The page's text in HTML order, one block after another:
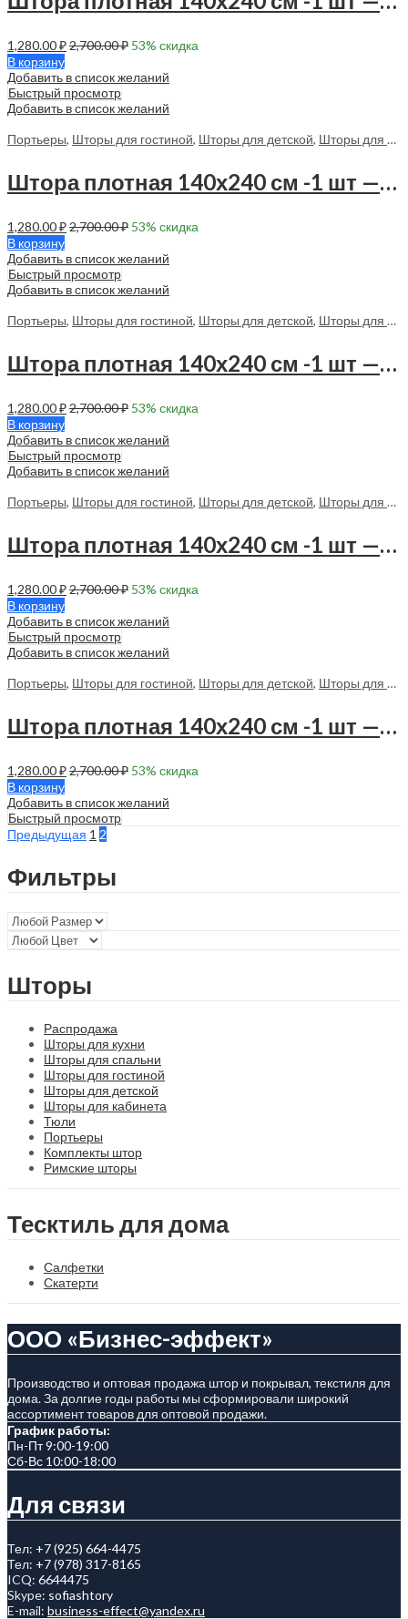
1,280.00₽2,700.00₽ 53% скидка
В корзину
Добавить в список желаний
Быстрый просмотр
Добавить в список желаний
Портьеры, Шторы для гостиной, Шторы для детской, Шторы для спальни
Штора плотная 140х240 см -1 шт — 70156 в спальню, в гостиную
1,280.00₽2,700.00₽ 53% скидка
В корзину
Добавить в список желаний
Быстрый просмотр
Добавить в список желаний
Портьеры, Шторы для гостиной, Шторы для детской, Шторы для спальни
Штора плотная 140х240 см -1 шт — 70157 в спальню, в гостиную
1,280.00₽2,700.00₽ 53% скидка
В корзину
Добавить в список желаний
Быстрый просмотр
Добавить в список желаний
Портьеры, Шторы для гостиной, Шторы для детской, Шторы для спальни
Штора плотная 140х240 см -1 шт — 70158 в спальню, в гостиную
1,280.00₽2,700.00₽ 53% скидка
В корзину
Добавить в список желаний
Быстрый просмотр
Добавить в список желаний
Портьеры, Шторы для гостиной, Шторы для детской, Шторы для спальни
Штора плотная 140х240 см -1 шт — 70159 в спальню, в гостиную
1,280.00₽2,700.00₽ 53% скидка
В корзину
Добавить в список желаний
Быстрый просмотр
Предыдущая 1 2
Фильтры
Шторы
Распродажа
Шторы для кухни
Шторы для спальни
Шторы для гостиной
Шторы для детской
Шторы для кабинета
Тюли
Портьеры
Комплекты штор
Римские шторы
Тесктиль для дома
Салфетки
Скатерти
ООО «Бизнес-эффект»
Производство и оптовая продажа штор и покрывал, текстиля для
дома. За долгие годы работы мы сформировали широкий
ассортимент товаров для оптовой продажи.
График работы:
Пн-Пт 9:00-19:00
Сб-Вс 10:00-18:00
Для связи
Тел: +7 (925) 664-4475
Тел: +7 (978) 317-8165
ICQ: 6644475
Skype: sofiashtory
E-mail: business-effect@yandex.ru